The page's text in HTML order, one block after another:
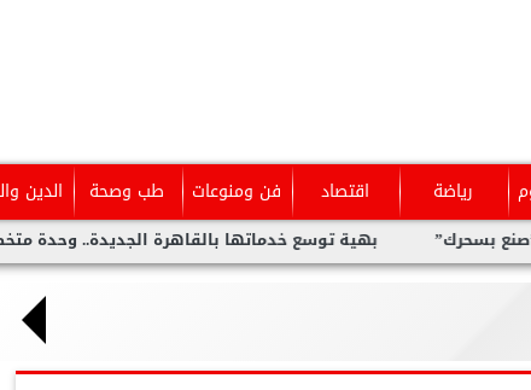
رياضة اقتصاد فن ومنوعات طب وصحة الدين
توسع خدماتها بالقاهرة الجديدة.. وحدة متخصصة للكشف المبكر